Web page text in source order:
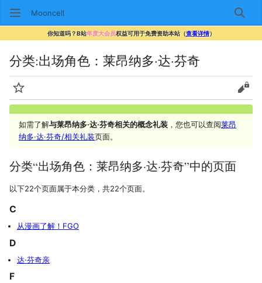
Mooncell 搜索
你知道吗？B站年度大会员权益可用于免费资助本站（查看详情）
分类:出场角色：莱昂纳多·达·芬奇
监视 查看
如需了解与莱昂纳多·达·芬奇相关的概念礼装 ，您也可以查阅莱昂
纳多·达·芬奇/相关礼装页面。
分类“出场角色：莱昂纳多·达·芬奇”中的页面
以下22个页面属于本分类，共22个页面。
C
从漫画了解！FGO
D
达·芬奇亲
F